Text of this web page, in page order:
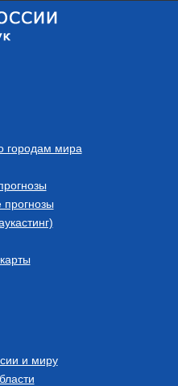
городам мира
прогнозы
и миру